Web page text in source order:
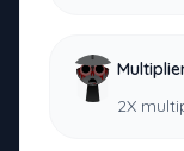
2X